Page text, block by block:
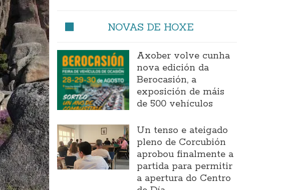
NOVAS DE HOXE
Axober volve cunha
nova edición da
Berocasión, a
exposición de máis
de 500 vehículos
Un tenso e ateigado
pleno de Corcubión
aprobou finalmente a
partida para permitir
a apertura do Centro